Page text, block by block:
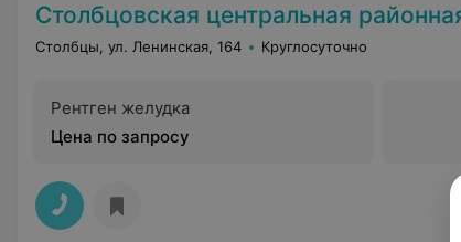
Столбцовская центральная
Столбцы, ул. Ленинская, 164 Круглосуточно
Рентген желудка
Цена по запросу